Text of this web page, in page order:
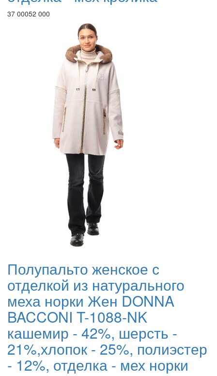
37 00052 000
Полупальто женское с
отделкой из натурального
меха норки Жен DONNA
BACCONI T-1088-NK
кашемир - 42%, шерсть -
21%,хлопок - 25%, полиэстер
- 12%, отделка - мех норки